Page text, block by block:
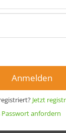
Anmelden
Jetzt
Passwort anfordern